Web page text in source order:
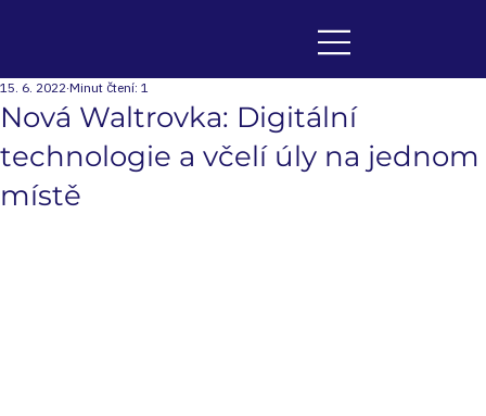
Nová Waltrovka: Digitální
technologie a včelí úly na jednom
místě
15. 6. 2022 Minut čtení: 1